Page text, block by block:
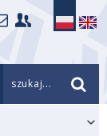
szukaj...